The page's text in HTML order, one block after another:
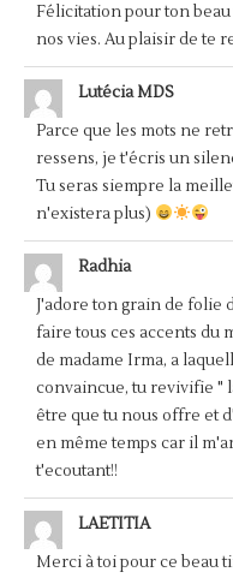
Félicitation pour ton
nos vies. Au plaisir de te
Lutécia MDS
Parce que les mots ne
ressens, je t'écris un
Tu seras siempre la
n'existera plus)
Radhia
J'adore ton grain de folie
faire tous ces accents du
de madame Irma, a
convaincue, tu revivifie "
être que tu nous offre et
en même temps car il
t'ecoutant!!
LAETITIA
Merci à toi pour ce beau